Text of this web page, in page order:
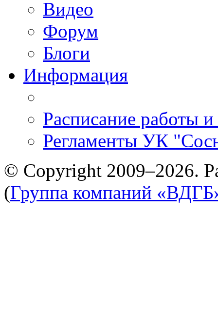
Видео
Форум
Блоги
Информация
Расписание работы
Регламенты УК
© Copyright 2009–2026.
(Группа компаний